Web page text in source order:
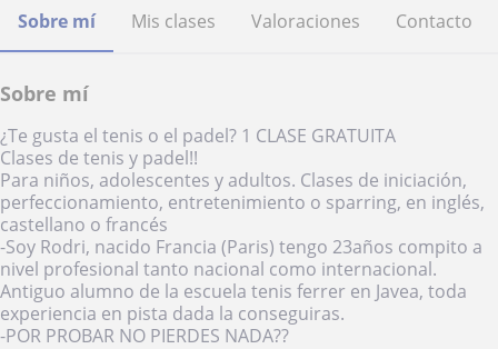
Sobre mí Mis clases Valoraciones Contacto
Sobre mí
¿Te gusta el tenis o el padel? 1 CLASE GRATUITA
Clases de tenis y padel!!
Para niños, adolescentes y adultos. Clases de iniciación,
perfeccionamiento, entretenimiento o sparring, en inglés,
castellano o francés
-Soy Rodri, nacido Francia (Paris) tengo 23años compito a
nivel profesional tanto nacional como internacional.
Antiguo alumno de la escuela tenis ferrer en Javea, toda
experiencia en pista dada la conseguiras.
-POR PROBAR NO PIERDES NADA??